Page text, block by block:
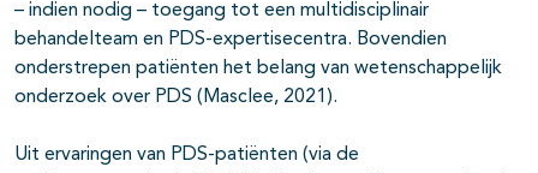
– indien nodig – toegang tot een multidisciplinair
behandelteam en PDS-expertisecentra. Bovendien
onderstrepen patiënten het belang van wetenschappelijk
onderzoek over PDS (Masclee, 2021).
Uit ervaringen van PDS-patiënten (via de